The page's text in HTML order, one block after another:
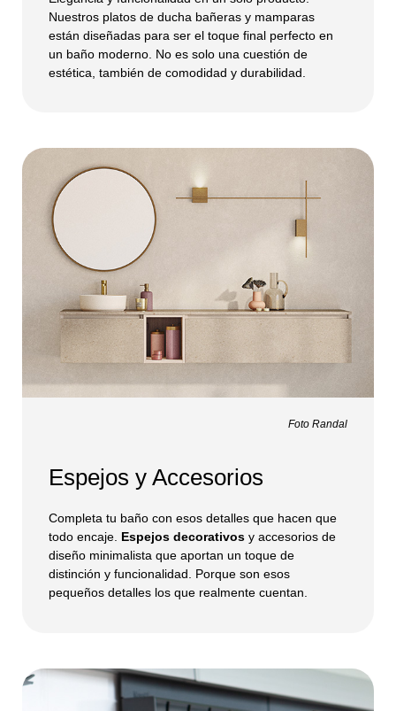
Nuestros platos de ducha bañeras y mamparas
están diseñadas para ser el toque final perfecto en
un baño moderno. No es solo una cuestión de
estética, también de comodidad y durabilidad.
Foto Randal
Espejos y Accesorios
Completa tu baño con esos detalles que hacen que
todo encaje. Espejos decorativos y accesorios de
diseño minimalista que aportan un toque de
distinción y funcionalidad. Porque son esos
pequeños detalles los que realmente cuentan.